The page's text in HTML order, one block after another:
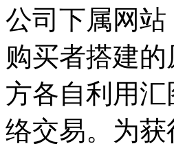
公司下属网
购买者搭建
方各自利用
络交易。为